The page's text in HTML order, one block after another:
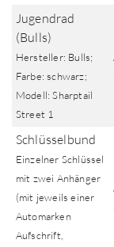
Jugendrad
(Bulls)
Hersteller: Bulls;
Farbe: schwarz;
Modell: Sharptail
Street 1
Schlüsselbund
Einzelner Schlüssel
mit zwei Anhänger
(mit jeweils einer
Automarken
Aufschrift,